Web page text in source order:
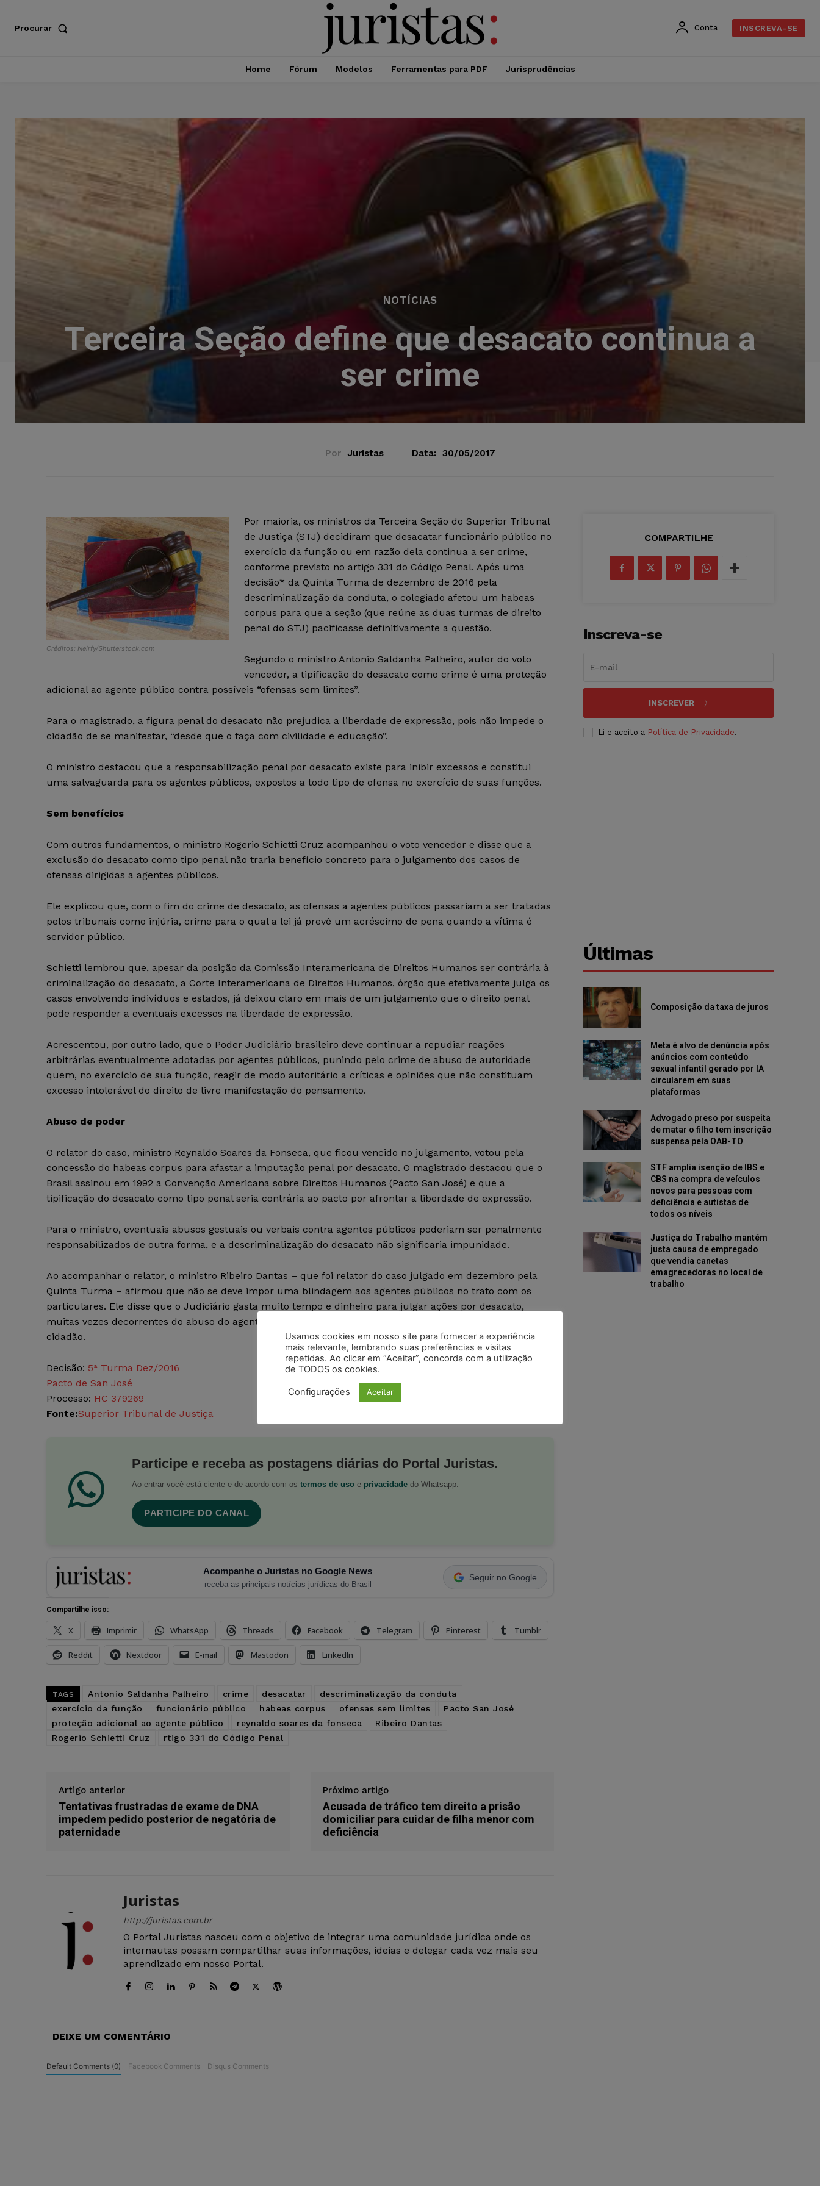
Procurar Conta INSCREVA-SE
Home Fórum Modelos Ferramentas para PDF Jurisprudências
NOTÍCIAS
Terceira Seção define que desacato continua a
ser crime
Por Juristas Data: 30/05/2017
Créditos: Neirfy/Shutterstock.com
Por maioria, os ministros da Terceira Seção do Superior Tribunal
de Justiça (STJ) decidiram que desacatar funcionário público no
exercício da função ou em razão dela continua a ser crime,
conforme previsto no artigo 331 do Código Penal. Após uma
decisão* da Quinta Turma de dezembro de 2016 pela
descriminalização da conduta, o colegiado afetou um habeas
corpus para que a seção (que reúne as duas turmas de direito
penal do STJ) pacificasse definitivamente a questão.
Segundo o ministro Antonio Saldanha Palheiro, autor do voto
vencedor, a tipificação do desacato como crime é uma proteção
adicional ao agente público contra possíveis “ofensas sem limites”.
Para o magistrado, a figura penal do desacato não prejudica a liberdade de expressão, pois não impede o
cidadão de se manifestar, “desde que o faça com civilidade e educação”.
O ministro destacou que a responsabilização penal por desacato existe para inibir excessos e constitui
uma salvaguarda para os agentes públicos, expostos a todo tipo de ofensa no exercício de suas funções.
Sem benefícios
Com outros fundamentos, o ministro Rogerio Schietti Cruz acompanhou o voto vencedor e disse que a
exclusão do desacato como tipo penal não traria benefício concreto para o julgamento dos casos de
ofensas dirigidas a agentes públicos.
Ele explicou que, com o fim do crime de desacato, as ofensas a agentes públicos passariam a ser tratadas
pelos tribunais como injúria, crime para o qual a lei já prevê um acréscimo de pena quando a vítima é
servidor público.
Schietti lembrou que, apesar da posição da Comissão Interamericana de Direitos Humanos ser contrária à
criminalização do desacato, a Corte Interamericana de Direitos Humanos, órgão que efetivamente julga os
casos envolvendo indivíduos e estados, já deixou claro em mais de um julgamento que o direito penal
pode responder a eventuais excessos na liberdade de expressão.
Acrescentou, por outro lado, que o Poder Judiciário brasileiro deve continuar a repudiar reações
arbitrárias eventualmente adotadas por agentes públicos, punindo pelo crime de abuso de autoridade
quem, no exercício de sua função, reagir de modo autoritário a críticas e opiniões que não constituam
excesso intolerável do direito de livre manifestação do pensamento.
Abuso de poder
O relator do caso, ministro Reynaldo Soares da Fonseca, que ficou vencido no julgamento, votou pela
concessão do habeas corpus para afastar a imputação penal por desacato. O magistrado destacou que o
Brasil assinou em 1992 a Convenção Americana sobre Direitos Humanos (Pacto San José) e que a
tipificação do desacato como tipo penal seria contrária ao pacto por afrontar a liberdade de expressão.
Para o ministro, eventuais abusos gestuais ou verbais contra agentes públicos poderiam ser penalmente
responsabilizados de outra forma, e a descriminalização do desacato não significaria impunidade.
Ao acompanhar o relator, o ministro Ribeiro Dantas – que foi relator do caso julgado em dezembro pela
Quinta Turma – afirmou que não se deve impor uma blindagem aos agentes públicos no trato com os
particulares. Ele disse que o Judiciário gasta muito tempo e dinheiro para julgar ações por desacato,
muitas vezes decorrentes do abuso do agente público que considera como ofensa a opinião negativa do
cidadão.
Decisão: 5ª Turma Dez/2016
Pacto de San José
Processo: HC 379269
Fonte:Superior Tribunal de Justiça
Participe e receba as postagens diárias do Portal Juristas.
Ao entrar você está ciente e de acordo com os termos de uso e privacidade do Whatsapp.
PARTICIPE DO CANAL
Acompanhe o Juristas no Google News
receba as principais notícias jurídicas do Brasil
Seguir no Google
Compartilhe isso:
X Imprimir WhatsApp Threads Facebook Telegram Pinterest Tumblr
Reddit Nextdoor E-mail Mastodon LinkedIn
TAGS Antonio Saldanha Palheiro crime desacatar
descriminalização da conduta
exercício da função
funcionário público habeas corpus ofensas sem limites
Pacto San José
proteção adicional ao agente público
reynaldo soares da fonseca
Ribeiro Dantas
Rogerio Schietti Cruz
rtigo 331 do Código Penal
Artigo anterior
Tentativas frustradas de exame de DNA
impedem pedido posterior de negatória de
paternidade
Próximo artigo
Acusada de tráfico tem direito a prisão
domiciliar para cuidar de filha menor com
deficiência
Juristas
http://juristas.com.br
O Portal Juristas nasceu com o objetivo de integrar uma comunidade jurídica onde os
internautas possam compartilhar suas informações, ideias e delegar cada vez mais seu
aprendizado em nosso Portal.
DEIXE UM COMENTÁRIO
Default Comments (0) Facebook Comments Disqus Comments
COMPARTILHE
Inscreva-se
INSCREVER
Li e aceito a Política de Privacidade.
Últimas
Composição da taxa de juros
Meta é alvo de denúncia após
anúncios com conteúdo
sexual infantil gerado por IA
circularem em suas
plataformas
Advogado preso por suspeita
de matar o filho tem inscrição
suspensa pela OAB-TO
STF amplia isenção de IBS e
CBS na compra de veículos
novos para pessoas com
deficiência e autistas de
todos os níveis
Justiça do Trabalho mantém
justa causa de empregado
que vendia canetas
emagrecedoras no local de
trabalho
Usamos cookies em nosso site para fornecer a experiência
mais relevante, lembrando suas preferências e visitas
repetidas. Ao clicar em “Aceitar”, concorda com a utilização
de TODOS os cookies.
Configurações Aceitar